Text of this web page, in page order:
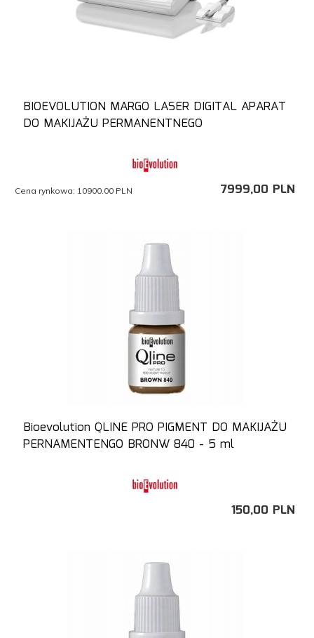
BIOEVOLUTION MARGO LASER DIGITAL APARAT
DO MAKIJAŻU PERMANENTNEGO
7999,00 PLN
Cena rynkowa: 10900.00 PLN
Bioevolution QLINE PRO PIGMENT DO MAKIJAŻU
PERNAMENTENGO BRONW 840 - 5 ml
150,00 PLN